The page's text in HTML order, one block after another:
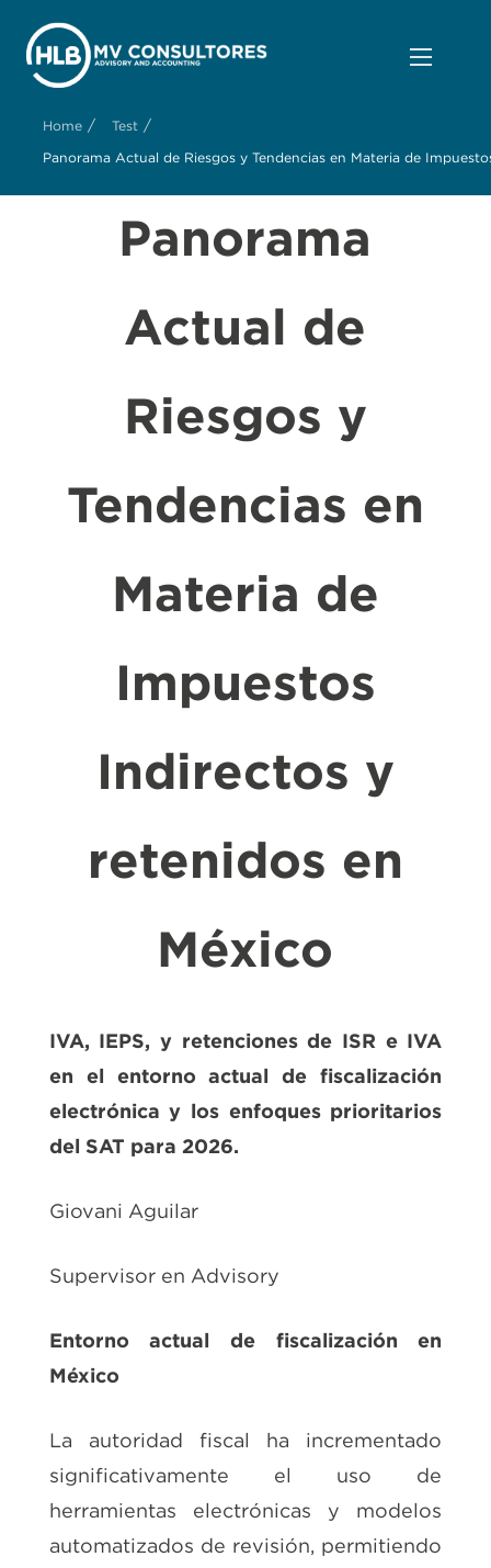
Home / Test /
Panorama Actual de Riesgos y Tendencias en Materia de
Panorama
Actual de
Riesgos y
Tendencias en
Materia de
Impuestos
Indirectos y
retenidos en
México
IVA, IEPS, y retenciones de ISR e IVA
en el entorno actual de fiscalización
electrónica y los enfoques prioritarios
del SAT para 2026.
Giovani Aguilar
Supervisor en Advisory
Entorno actual de fiscalización en
México
La autoridad fiscal ha incrementado
significativamente el uso de
herramientas electrónicas y modelos
automatizados de revisión, permitiendo